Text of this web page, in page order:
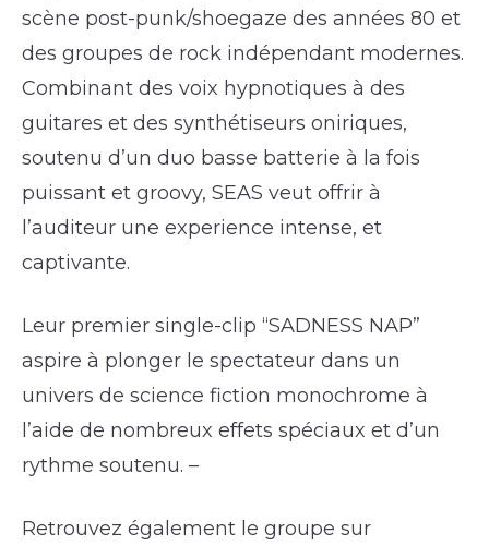
scène post-punk/shoegaze des années 80 et
des groupes de rock indépendant modernes.
Combinant des voix hypnotiques à des
guitares et des synthétiseurs oniriques,
soutenu d’un duo basse batterie à la fois
puissant et groovy, SEAS veut offrir à
l’auditeur une experience intense, et
captivante.
Leur premier single-clip “SADNESS NAP”
aspire à plonger le spectateur dans un
univers de science fiction monochrome à
l’aide de nombreux effets spéciaux et d’un
rythme soutenu. –
Retrouvez également le groupe sur